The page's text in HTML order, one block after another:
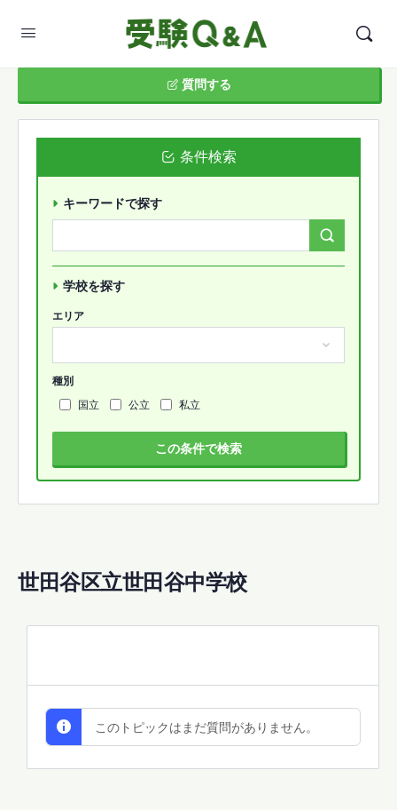
世田谷区立世田谷中学校
このトピックはまだ質問がありません。
質問する
条件検索
キーワードで探す
学校を探す
エリア
種別
国立
公立 私立
この条件で検索